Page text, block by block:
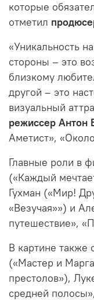
которые
отметил
«Уникальность
стороны – это
близкому
другой – это
визуальный
режиссер Антон
Аметист»,
Главные роли в
(«Каждый
Гухман («Мир!
«Везучая»») и
путешествие»,
В картине также
(«Мастер и
престолов»),
средней